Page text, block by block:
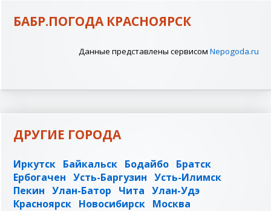
БАБР.ПОГОДА КРАСНОЯРСК
Данные представлены сервисом Nepogoda.ru
ДРУГИЕ ГОРОДА
Иркутск Байкальск Бодайбо Братск
Ербогачен Усть-Баргузин Усть-Илимск
Пекин Улан-Батор Чита Улан-Удэ
Красноярск Новосибирск Москва